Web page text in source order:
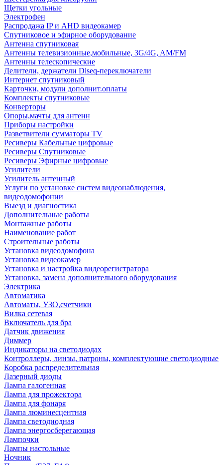
Щетки угольные
Электрофен
Распродажа IP и AHD видеокамер
Спутниковое и эфирное оборудование
Антенна спутниковая
Антенны телевизионные,мобильные, 3G/4G, AM/FM
Антенны телескопические
Делители, держатели Diseq-переключатели
Интернет спутниковый
Карточки, модули дополнит.оплаты
Комплекты спутниковые
Конверторы
Опоры,мачты для антенн
Приборы настройки
Разветвители сумматоры TV
Ресиверы Кабельные цифровые
Ресиверы Спутниковые
Ресиверы Эфирные цифровые
Усилители
Усилитель антенный
Услуги по установке систем видеонаблюдения,
видеодомофонии
Выезд и диагностика
Дополнительные работы
Монтажные работы
Наименование работ
Строительные работы
Установка видеодомофона
Установка видеокамер
Установка и настройка видеорегистратора
Установка, замена дополнительного оборудования
Электрика
Автоматика
Автоматы, УЗО,счетчики
Вилка сетевая
Включатель для бра
Датчик движения
Диммер
Индикаторы на светодиодах
Контроллеры, линзы, патроны, комплектующие светодиодные
Коробка распределительная
Лазерный диоды
Лампа галогенная
Лампа для прожектора
Лампа для фонаря
Лампа люминесцентная
Лампа светодиодная
Лампа энергосберегающая
Лампочки
Лампы настольные
Ночник